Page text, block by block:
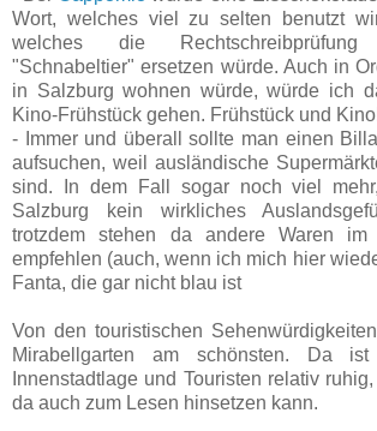
Wort, welches viel zu selten benutzt
welches die
"Schnabeltier" ersetzen würde. Auch in
in Salzburg wohnen würde, würde ich
Kino-Frühstück gehen. Frühstück und
- Immer und überall sollte man einen
aufsuchen, weil ausländische
sind. In dem Fall sogar noch viel
Salzburg kein wirkliches
trotzdem stehen da andere Waren
empfehlen (auch, wenn ich mich hier
Fanta, die gar nicht blau ist
Von den touristischen
Mirabellgarten am schönsten. Da
Innenstadtlage und Touristen relativ
da auch zum Lesen hinsetzen kann.